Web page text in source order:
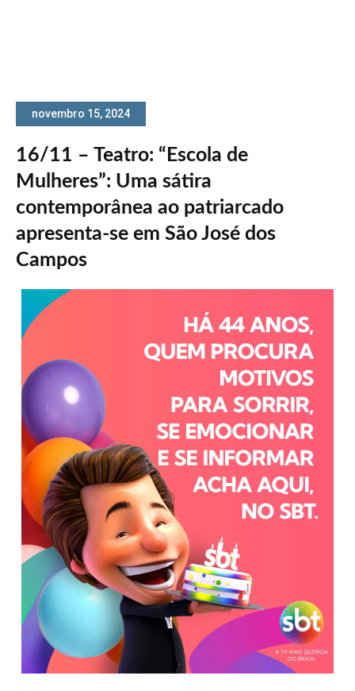
novembro 15, 2024
16/11 – Teatro: “Escola de
Mulheres”: Uma sátira
contemporânea ao patriarcado
apresenta-se em São José dos
Campos